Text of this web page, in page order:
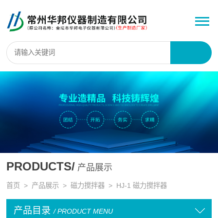
PRODUCTS/ 产品展示
首页 > 产品展示 >磁力搅拌器 > HJ-1 磁力搅拌器
产品目录 / PRODUCT MENU